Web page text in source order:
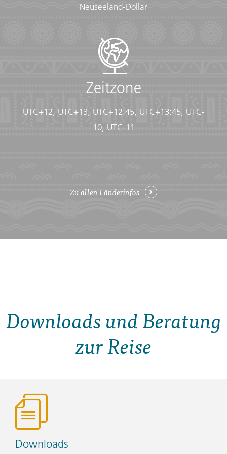
Neuseeland-Dollar
Zeitzone
UTC+12, UTC+13, UTC+12:45, UTC+13:45, UTC-
10, UTC-11
Zu allen Länderinfos
Downloads und Beratung
zur Reise
Downloads